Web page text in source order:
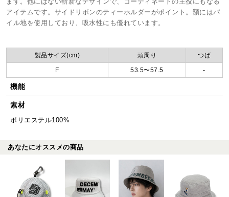
アイテムです。サイドリボンのティーホルダーがポイント。額にはパ
イル地を使用しており、吸水性にも優れています。
製品サイズ(cm) 頭周り つば
F 53.5〜57.5 -
機能
素材
ポリエステル100%
あなたにオススメの商品